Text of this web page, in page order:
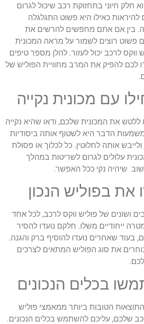
חלק חיוני בתחזוקת רכב שיכול לגרום
להיראות כאילו היא פשוט התגלגלה
בין אם אתם מחפשים להרשים את
פשוט רוצים לשמור על מראה המכונית
ווקס לרכב יכול לעזור. להלן מספר טיפים
לכם להפיק את המרב מחוויית הפוליש של
ללטש את המכונית שלכם, ודאו שהיא נקייה
הדבר היא לשטוף אותה ביסודיות
אותה לחלוטין. כל לכלוך או פסולת
עלולים לגרום לשריטות במהלך
שיהיה נקי ככל האפשר.
ושונים של פוליש ווקס לרכב, לכל אחד
ייחודיים משלו. חלקם נועדו להסיר
בעוד שאחרים נועדו להוסיף ברק והגנה.
את סוג הפוליש המתאים לצרכים
הטובות ביותר ממאמצי פוליש
שלכם, עליכם להשתמש בכלים הנכונים.